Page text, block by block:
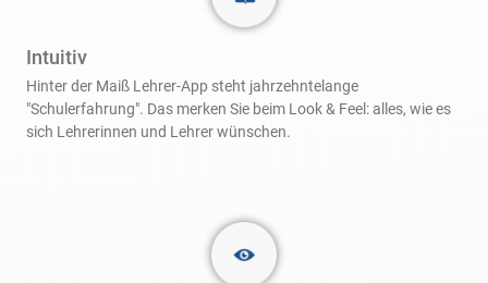
Intuitiv
Hinter der Maiß Lehrer-App steht jahrzehntelange
"Schulerfahrung". Das merken Sie beim Look & Feel: alles, wie es
sich Lehrerinnen und Lehrer wünschen.